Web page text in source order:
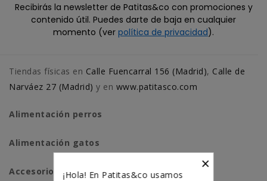
Recibirás la newsletter de Patitas&co con promociones y
contenido útil. Puedes darte de baja en cualquier
momento (ver política de privacidad).
Tiendas físicas en Calle Fuencarral 156 (Madrid), Calle de
Narváez 27 (Madrid) y en www.patitasco.com
Alimentación perros
Alimentación gatos
Accesorios perros ×
¡Hola! En Patitas&co usamos